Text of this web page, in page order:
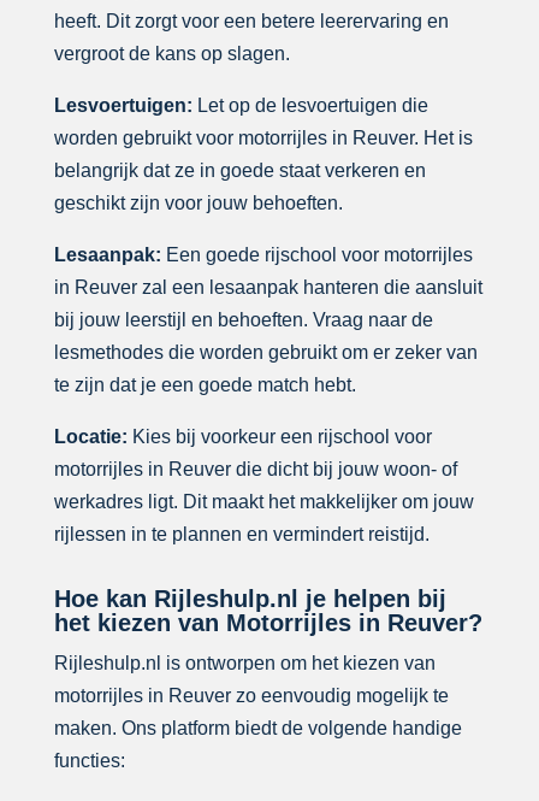
heeft. Dit zorgt voor een betere leerervaring en
vergroot de kans op slagen.
Lesvoertuigen: Let op de lesvoertuigen die
worden gebruikt voor motorrijles in Reuver. Het is
belangrijk dat ze in goede staat verkeren en
geschikt zijn voor jouw behoeften.
Lesaanpak: Een goede rijschool voor motorrijles
in Reuver zal een lesaanpak hanteren die aansluit
bij jouw leerstijl en behoeften. Vraag naar de
lesmethodes die worden gebruikt om er zeker van
te zijn dat je een goede match hebt.
Locatie: Kies bij voorkeur een rijschool voor
motorrijles in Reuver die dicht bij jouw woon- of
werkadres ligt. Dit maakt het makkelijker om jouw
rijlessen in te plannen en vermindert reistijd.
Hoe kan Rijleshulp.nl je helpen bij
het kiezen van Motorrijles in Reuver?
Rijleshulp.nl is ontworpen om het kiezen van
motorrijles in Reuver zo eenvoudig mogelijk te
maken. Ons platform biedt de volgende handige
functies: